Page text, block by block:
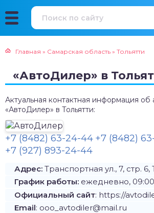
Главная » Самарская область » Тольятти
«АвтоДилер» в
Актуальная контактная информация об
«АвтоДилер» в Тольятти:
+7 (8482) 63-24-44 +7 (8482)
+7 (927) 893-24-44
Адрес: Транспортная ул., 7, стр. 6,
График работы: ежедневно,
Официальный сайт: https://
Email: ooo_avtodiler@mail.ru